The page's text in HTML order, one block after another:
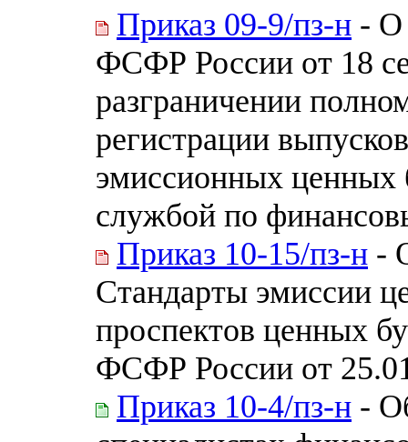
Приказ 09-9/пз-н - О
ФСФР России от 18
разграничении
регистрации
эмиссионных ценных
службой по
Приказ 10-15/пз-н -
Стандарты эмиссии
проспектов ценных
ФСФР России от
Приказ 10-4/пз-н -